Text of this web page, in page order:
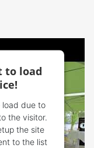
to load
due to
the visitor.
the site
to the list